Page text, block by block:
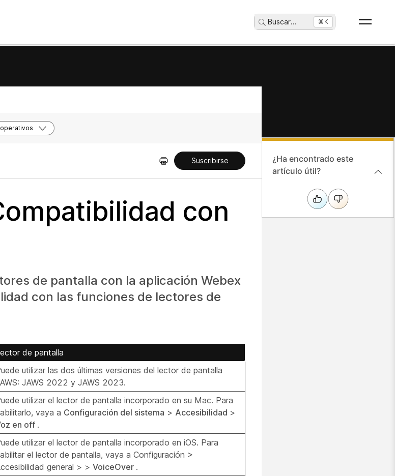
Buscar... ⌘K
Suscribirse
con
de pantalla con la aplicación Webex
con las funciones de lectores de
de pantalla
utilizar las dos últimas versiones del lector de pantalla
JAWS 2022 y JAWS 2023.
utilizar el lector de pantalla incorporado en su Mac. Para
vaya a Configuración del sistema > Accesibilidad >
en off .
utilizar el lector de pantalla incorporado en iOS. Para
el lector de pantalla, vaya a Configuración >
general > > VoiceOver .
¿Ha encontrado este
artículo útil?